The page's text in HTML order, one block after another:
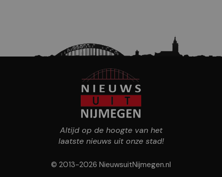
Altijd op de hoogte van het
laatste nieuws uit onze stad!
© 2013-2026 NieuwsuitNijmegen.nl